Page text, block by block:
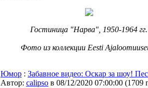
Гостиница "Нарва", 1950-1964 гг.
Фото из коллекции Eesti
Юмор : Забавное видео: Оскар за шоу!
Автор: calipso в 08/12/2020 07:00:00 (1709